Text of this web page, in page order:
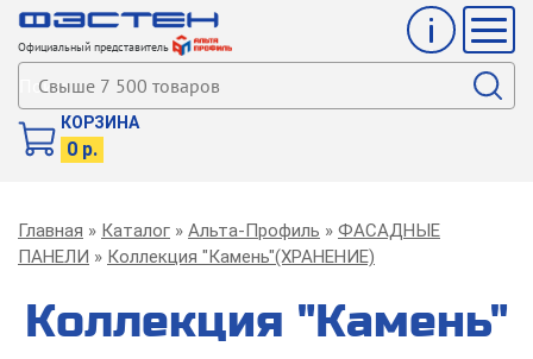
Официальный представитель
Инфо
Поиск
КОРЗИНА
0 р.
Строка
навигации
Главная Каталог Альта-Профиль
ФАСАДНЫЕ
ПАНЕЛИ
Коллекция "Камень"(ХРАНЕНИЕ)
Коллекция "Камень"